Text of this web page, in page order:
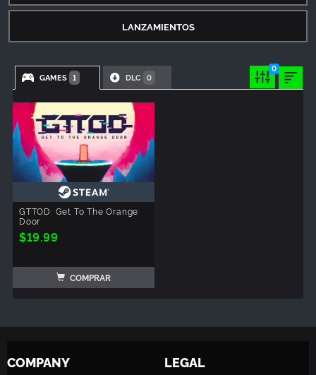
LANZAMIENTOS
GAMES 1 DLC 0
0
GTTOD: Get To The Orange
Door
$19.99
COMPRAR
COMPANY LEGAL